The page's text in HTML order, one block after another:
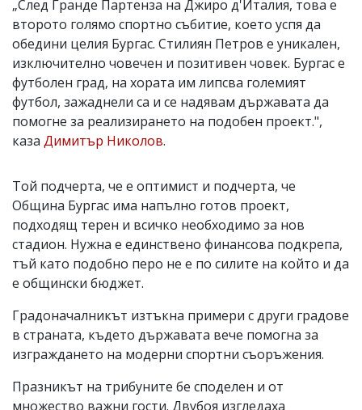
„След Гранде Партенза на Джиро д'Италия, това е
второто голямо спортно събитие, което успя да
обедини целия Бургас. Стилиян Петров е уникален,
изключително човечен и позитивен човек. Бургас е
футболен град, на хората им липсва големият
футбол, зажаднели са и се надявам държавата да
помогне за реализирането на подобен проект.",
каза Димитър Николов.
Той подчерта, че е оптимист и подчерта, че
Община Бургас има напълно готов проект,
подходящ терен и всичко необходимо за нов
стадион. Нужна е единствено финансова подкрепа,
тъй като подобно перо не е по силите на който и да
е общински бюджет.
Градоначалникът изтъкна примери с други градове
в страната, където държавата вече помогна за
изграждането на модерни спортни съоръжения.
Празникът на трибуните бе споделен и от
множество важни гости. Двубоя изгледаха